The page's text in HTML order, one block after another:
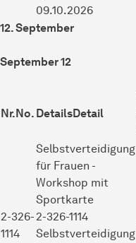
09.10.2026
12. September
September 12
Nr.No. DetailsDetail
2-326-
1114
Selbstverteidigung
für Frauen -
Workshop mit
Sportkarte
2-326-1114
Selbstverteidigung